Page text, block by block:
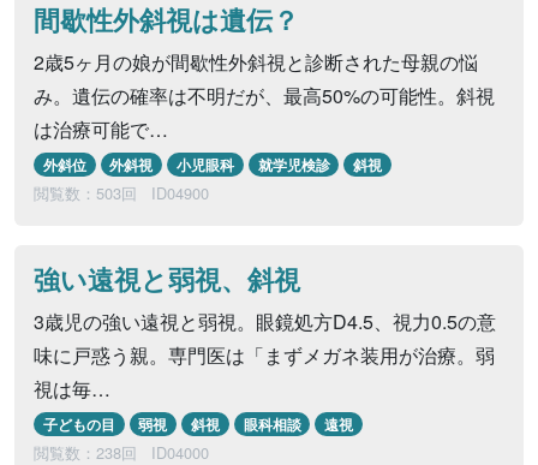
間歇性外斜視は遺伝？
2歳5ヶ月の娘が間歇性外斜視と診断された母親の悩
み。遺伝の確率は不明だが、最高50%の可能性。斜視
は治療可能で…
外斜位 外斜視 小児眼科 就学児検診 斜視
閲覧数：503回 ID04900
強い遠視と弱視、斜視
3歳児の強い遠視と弱視。眼鏡処方D4.5、視力0.5の意
味に戸惑う親。専門医は「まずメガネ装用が治療。弱
視は毎…
子どもの目 弱視 斜視 眼科相談 遠視
閲覧数：238回 ID04000